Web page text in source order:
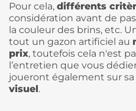
Pour cela, différents
considération avant de
la couleur des brins, etc.
tout un gazon artificiel au
prix, toutefois cela n'est
l’entretien que vous
joueront également sur sa
visuel.